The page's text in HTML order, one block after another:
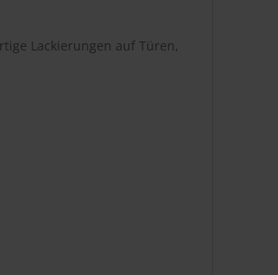
Lackierungen auf Türen,